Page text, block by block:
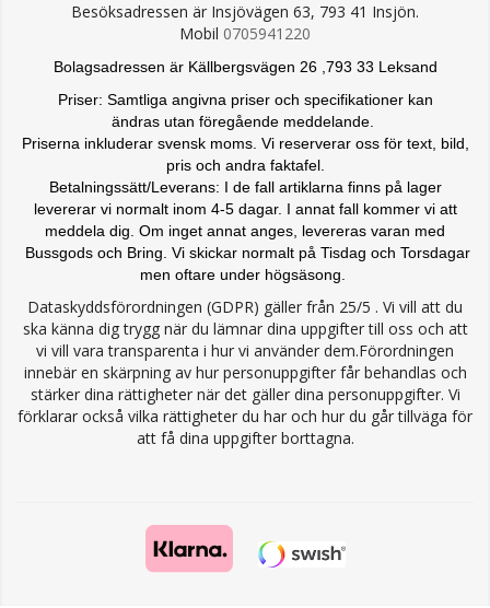
Besöksadressen är Insjövägen 63, 793 41 Insjön.
Mobil 0705941220
Bolagsadressen är Källbergsvägen 26 ,793 33 Leksand
Priser: Samtliga angivna priser och specifikationer kan
ändras utan föregående meddelande.
Priserna inkluderar svensk moms. Vi reserverar oss för text, bild,
pris och andra faktafel.
Betalningssätt/Leverans: I de fall artiklarna finns på lager
levererar vi normalt inom 4-5 dagar. I annat fall kommer vi att
meddela dig. Om inget annat anges, levereras varan med
Bussgods och Bring. Vi skickar normalt på Tisdag och Torsdagar
men oftare under högsäsong.
Dataskyddsförordningen (GDPR) gäller från 25/5 . Vi vill att du
ska känna dig trygg när du lämnar dina uppgifter till oss och att
vi vill vara transparenta i hur vi använder dem.Förordningen
innebär en skärpning av hur personuppgifter får behandlas och
stärker dina rättigheter när det gäller dina personuppgifter. Vi
förklarar också vilka rättigheter du har och hur du går tillväga för
att få dina uppgifter borttagna.